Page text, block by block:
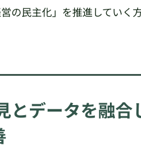
の民主化」を推進していく方
とデータを融合